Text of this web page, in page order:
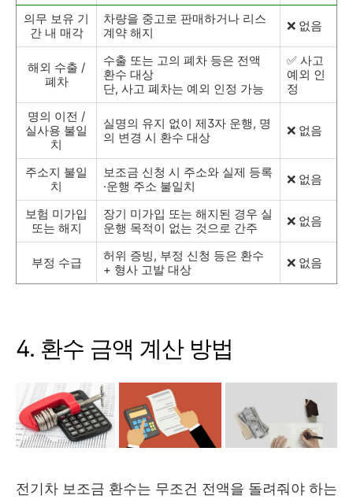
의무 보유 기
간 내 매각
차량을 중고로 판매하거나 리스
계약 해지
❌ 없음
해외 수출 /
폐차
수출 또는 고의 폐차 등은 전액
환수 대상
단, 사고 폐차는 예외 인정 가능
✅ 사고
예외 인
정
명의 이전 /
실사용 불일
치
실명의 유지 없이 제3자 운행, 명
의 변경 시 환수 대상
❌ 없음
주소지 불일
치
보조금 신청 시 주소와 실제 등록
·운행 주소 불일치
❌ 없음
보험 미가입
또는 해지
장기 미가입 또는 해지된 경우 실
운행 목적이 없는 것으로 간주
❌ 없음
부정 수급
허위 증빙, 부정 신청 등은 환수
+ 형사 고발 대상
❌ 없음
4. 환수 금액 계산 방법
전기차 보조금 환수는 무조건 전액을 돌려줘야 하는